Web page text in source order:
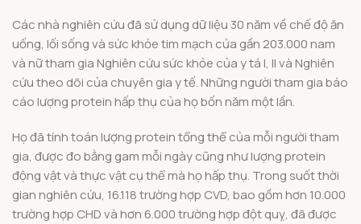
Các nhà nghiên cứu đã sử dụng dữ liệu 30 năm về chế độ ăn
uống, lối sống và sức khỏe tim mạch của gần 203.000 nam
và nữ tham gia Nghiên cứu sức khỏe của y tá I, II và Nghiên
cứu theo dõi của chuyên gia y tế. Những người tham gia báo
cáo lượng protein hấp thụ của họ bốn năm một lần.
Họ đã tính toán lượng protein tổng thể của mỗi người tham
gia, được đo bằng gam mỗi ngày cũng như lượng protein
động vật và thực vật cụ thể mà họ hấp thụ. Trong suốt thời
gian nghiên cứu, 16.118 trường hợp CVD, bao gồm hơn 10.000
trường hợp CHD và hơn 6.000 trường hợp đột quỵ, đã được